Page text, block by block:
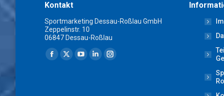
Kontakt
Sportmarketing Dessau-Roßlau GmbH
Zeppelinstr. 10
06847 Dessau-Roßlau
Finden Sie uns auf:
Facebook
X
YouTube
LinkedinInstagram